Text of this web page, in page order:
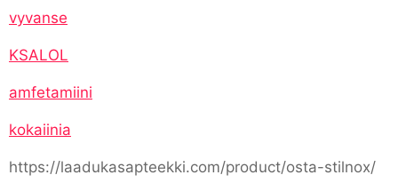
vyvanse
KSALOL
amfetamiini
kokaiinia
https://laadukasapteekki.com/product/osta-stilnox/